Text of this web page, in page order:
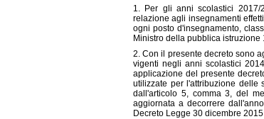
1. Per gli anni scolastici 2017/
relazione agli insegnamenti
ogni posto d'insegnamento,
Ministro della pubblica
2. Con il presente decreto sono
vigenti negli anni scolastici
applicazione del presente
utilizzate per l'attribuzione
dall'articolo 5, comma 3, del
aggiornata a decorrere
Decreto Legge 30 dicembre